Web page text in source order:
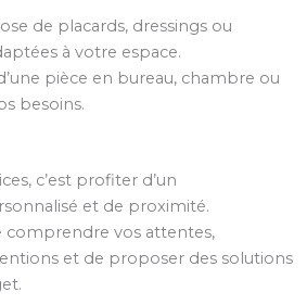
de placards, dressings ou
à votre espace.
pièce en bureau, chambre ou
besoins.
c’est profiter d’un
et de proximité.
vos attentes,
et de proposer des solutions